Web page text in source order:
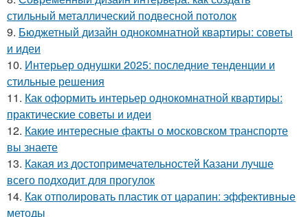
стильный металлический подвесной потолок
9. Бюджетный дизайн однокомнатной квартиры: советы
и идеи
10. Интерьер однушки 2025: последние тенденции и
стильные решения
11. Как оформить интерьер однокомнатной квартиры:
практические советы и идеи
12. Какие интересные факты о московском транспорте
вы знаете
13. Какая из достопримечательностей Казани лучше
всего подходит для прогулок
14. Как отполировать пластик от царапин: эффективные
методы